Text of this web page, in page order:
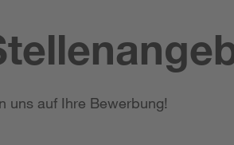
uns auf Ihre Bewerbung!